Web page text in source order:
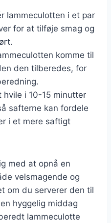
lammeculotten i et par
for at tilføje smag og
komme til
den tilberedes, for
hvile i 10-15 minutter
safterne kan fordele
i et mere saftigt
med at opnå en
velsmagende og
om du serverer den til
hyggelig middag
lammeculotte